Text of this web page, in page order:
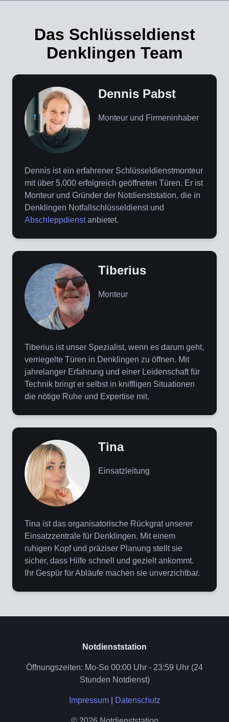
Das Schlüsseldienst
Denklingen Team
Dennis Pabst
Monteur und Firmeninhaber
Dennis ist ein erfahrener Schlüsseldienstmonteur
mit über 5.000 erfolgreich geöffneten Türen. Er ist
Monteur und Gründer der Notdienststation, die in
Denklingen Notfallschlüsseldienst und
Abschleppdienstanbietet.
Tiberius
Monteur
Tiberius ist unser Spezialist, wenn es darum geht,
verriegelte Türen in Denklingen zu öffnen. Mit
jahrelanger Erfahrung und einer Leidenschaft für
Technik bringt er selbst in kniffligen Situationen
die nötige Ruhe und Expertise mit.
Tina
Einsatzleitung
Tina ist das organisatorische Rückgrat unserer
Einsatzzentrale für Denklingen. Mit einem
ruhigen Kopf und präziser Planung stellt sie
sicher, dass Hilfe schnell und gezielt ankommt.
Ihr Gespür für Abläufe machen sie unverzichtbar.
Notdienststation
Öffnungszeiten: Mo-So 00:00 Uhr - 23:59 Uhr (24
Stunden Notdienst)
Impressum| Datenschutz